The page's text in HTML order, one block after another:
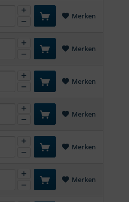
Merken
Merken
Merken
Merken
Merken
Merken